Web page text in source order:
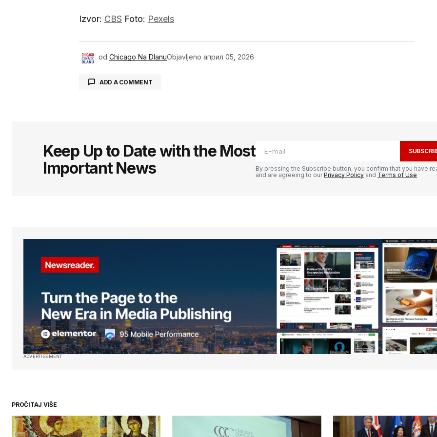
Izvor: CBS Foto: Pexels
od Chicago Na DlanuObjavljeno април 05, 2026
ADD A COMMENT
Comment*
SUBMIT COMMENT
Keep Up to Date with the Most
Important News
By pressing the Subscribe button, you confirm that you have
and are agreeing to ourPrivacy Policy and Terms of Use
ADVERTISEMENT
PROČITAJ VIŠE